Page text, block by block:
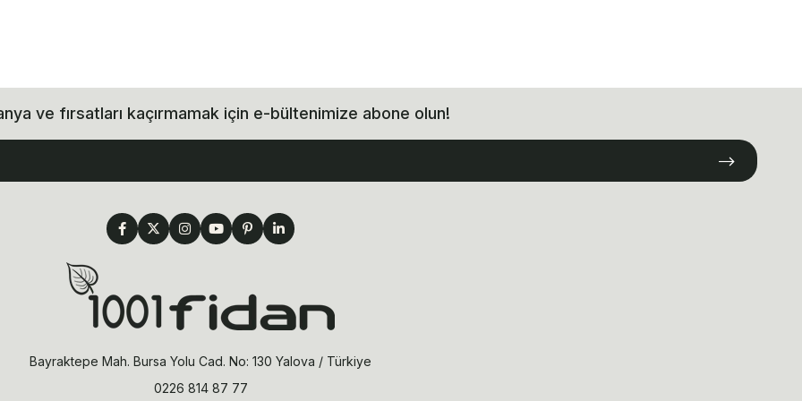
ve fırsatları kaçırmamak için e-bültenimize abone olun!
Bayraktepe Mah. Bursa Yolu Cad. No: 130 Yalova / Türkiye
0226 814 87 77